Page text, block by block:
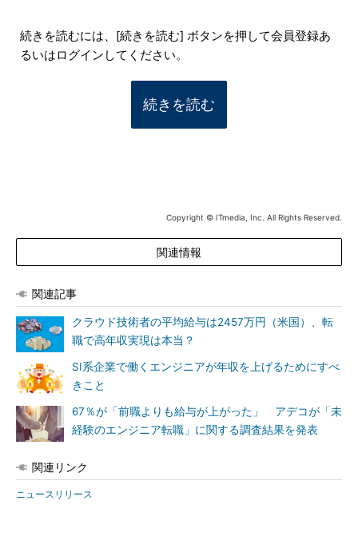
続きを読むには、[続きを読む] ボタンを押して会員登録あ
るいはログインしてください。
続きを読む
Copyright © ITmedia, Inc. All Rights Reserved.
関連情報
関連記事
クラウド技術者の平均給与は2457万円（米国）、転
職で高年収実現は本当？
SI系企業で働くエンジニアが年収を上げるためにすべ
きこと
67％が「前職よりも給与が上がった」 アデコが「未
経験のエンジニア転職」に関する調査結果を発表
関連リンク
ニュースリリース